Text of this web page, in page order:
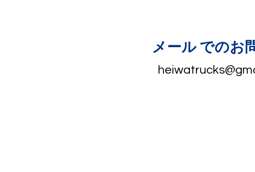
メール でのお